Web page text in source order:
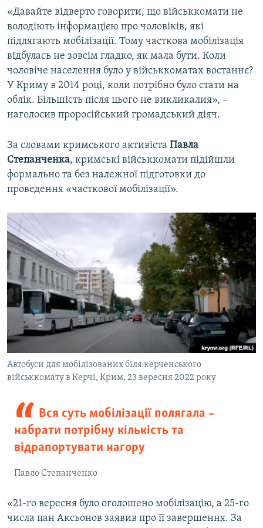
«Давайте відверто говорити, що військкомати не
володіють інформацією про чоловіків, які
підлягають мобілізації. Тому часткова мобілізація
відбулась не зовсім гладко, як мала бути. Коли
чоловіче населення було у військкоматах востаннє?
У Криму в 2014 році, коли потрібно було стати на
облік. Більшість після цього не викликалия», –
наголосив проросійський громадський діяч.
За словами кримського активіста Павла
Степанченка, кримські військкомати підійшли
формально та без належної підготовки до
проведення «часткової мобілізації».
Автобуси для мобілізованих біля керченського
військкомату в Керчі, Крим, 23 вересня 2022 року
Вся суть мобілізації полягала –
набрати потрібну кількість та
відрапортувати нагору
Павло Степанченко
«21-го вересня було оголошено мобілізацію, а 25-го
числа пан Аксьонов заявив про її завершення. За